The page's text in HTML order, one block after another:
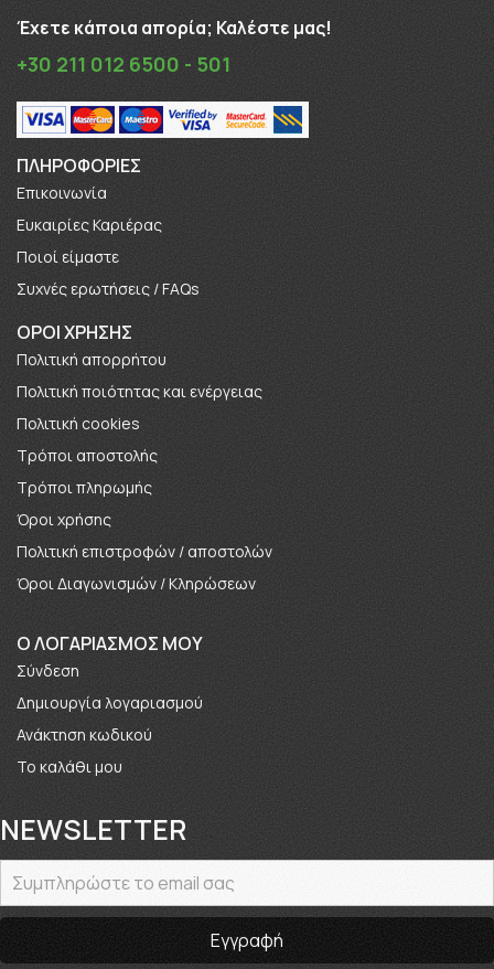
Έχετε κάποια απορία; Καλέστε μας!
+30 211 012 6500 - 501
ΠΛΗΡΟΦΟΡΊΕΣ
Επικοινωνία
Ευκαιρίες Καριέρας
Πoιοί είμαστε
Συχνές ερωτήσεις / FAQs
ΟΡΟΙ ΧΡΗΣΗΣ
Πολιτική απορρήτου
Πολιτική ποιότητας και ενέργειας
Πολιτική cookies
Τρόποι αποστολής
Τρόποι πληρωμής
Όροι χρήσης
Πολιτική επιστροφών / αποστολών
Όροι Διαγωνισμών / Κληρώσεων
O ΛΟΓΑΡΙΑΣΜΟΣ ΜΟΥ
Σύνδεση
Δημιουργία λογαριασμού
Ανάκτηση κωδικού
Το καλάθι μου
NEWSLETTER